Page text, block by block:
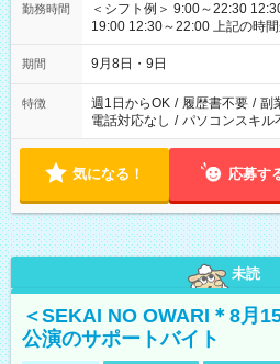
勤務時間
＜シフト例＞ 9:00～22:30
19:00 12:30～22:00 上記の時間から好きな時間を選べます！ ※
時間は変更となる可能性があり
期間 9月8日・9日
特徴 週1日からOK / 履歴書不要 / 副
電話対応なし / パソコンスキル
気になる！ 応募す
未読
＜SEKAI NO OWARI＊8月
公演のサポートバイト